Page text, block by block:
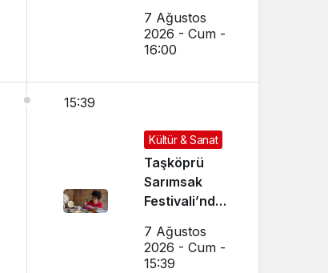
Hurdaya
Döndü
7 Ağustos
2026 - Cum -
16:00
15:39
Kültür & Sanat
Taşköprü
Sarımsak
Festivali’nde
Yöresel
Lezzetler
7 Ağustos
2026 - Cum -
15:39